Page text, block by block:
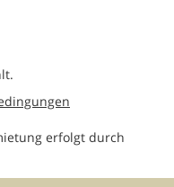
erfolgt durch